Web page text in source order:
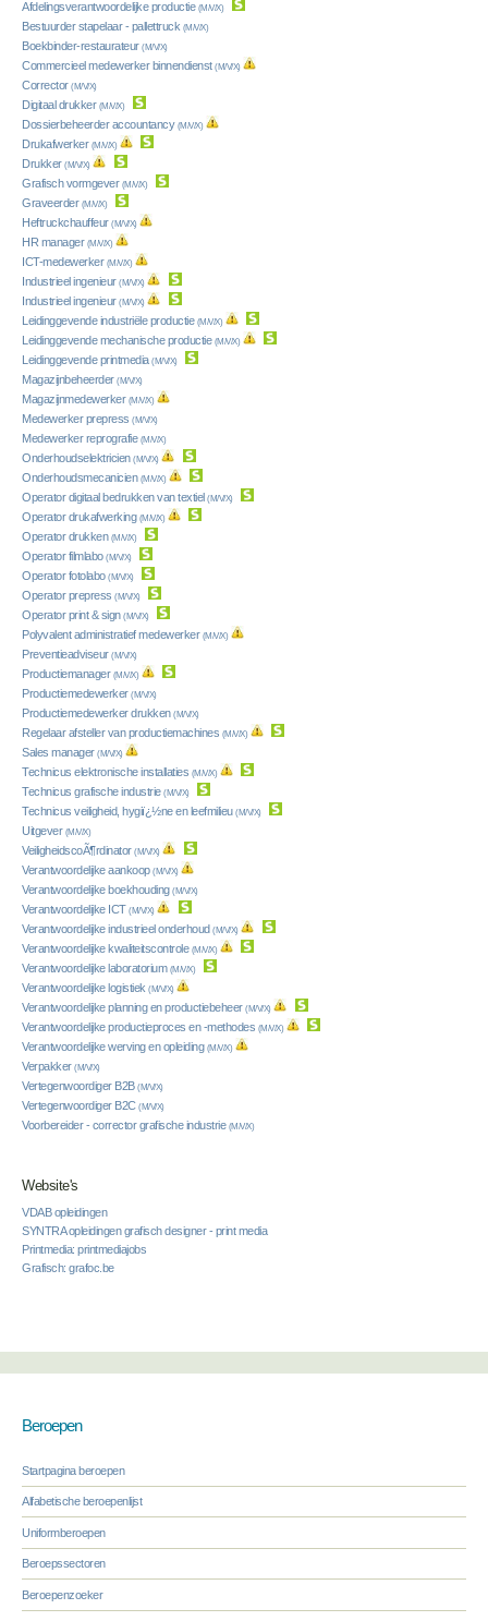
Afdelingsverantwoordelijke productie (M/V/X)
Bestuurder stapelaar - pallettruck (M/V/X)
Boekbinder-restaurateur (M/V/X)
Commercieel medewerker binnendienst (M/V/X)
Corrector (M/V/X)
Digitaal drukker (M/V/X)
Dossierbeheerder accountancy (M/V/X)
Drukafwerker (M/V/X)
Drukker (M/V/X)
Grafisch vormgever (M/V/X)
Graveerder (M/V/X)
Heftruckchauffeur (M/V/X)
HR manager (M/V/X)
ICT-medewerker (M/V/X)
Industrieel ingenieur (M/V/X)
Industrieel ingenieur (M/V/X)
Leidinggevende industriële productie (M/V/X)
Leidinggevende mechanische productie (M/V/X)
Leidinggevende printmedia (M/V/X)
Magazijnbeheerder (M/V/X)
Magazijnmedewerker (M/V/X)
Medewerker prepress (M/V/X)
Medewerker reprografie (M/V/X)
Onderhoudselektricien (M/V/X)
Onderhoudsmecanicien (M/V/X)
Operator digitaal bedrukken van textiel (M/V/X)
Operator drukafwerking (M/V/X)
Operator drukken (M/V/X)
Operator filmlabo (M/V/X)
Operator fotolabo (M/V/X)
Operator prepress (M/V/X)
Operator print & sign (M/V/X)
Polyvalent administratief medewerker (M/V/X)
Preventieadviseur (M/V/X)
Productiemanager (M/V/X)
Productiemedewerker (M/V/X)
Productiemedewerker drukken (M/V/X)
Regelaar afsteller van productiemachines (M/V/X)
Sales manager (M/V/X)
Technicus elektronische installaties (M/V/X)
Technicus grafische industrie (M/V/X)
Technicus veiligheid, hygiï¿½ne en leefmilieu (M/V/X)
Uitgever (M/V/X)
VeiligheidscoÃ¶rdinator (M/V/X)
Verantwoordelijke aankoop (M/V/X)
Verantwoordelijke boekhouding (M/V/X)
Verantwoordelijke ICT (M/V/X)
Verantwoordelijke industrieel onderhoud (M/V/X)
Verantwoordelijke kwaliteitscontrole (M/V/X)
Verantwoordelijke laboratorium (M/V/X)
Verantwoordelijke logistiek (M/V/X)
Verantwoordelijke planning en productiebeheer (M/V/X)
Verantwoordelijke productieproces en -methodes (M/V/X)
Verantwoordelijke werving en opleiding (M/V/X)
Verpakker (M/V/X)
Vertegenwoordiger B2B (M/V/X)
Vertegenwoordiger B2C (M/V/X)
Voorbereider - corrector grafische industrie (M/V/X)
Website's
VDAB opleidingen
SYNTRA opleidingen grafisch designer - print media
Printmedia: printmediajobs
Grafisch: grafoc.be
Beroepen
Startpagina beroepen
Alfabetische beroepenlijst
Uniformberoepen
Beroepssectoren
Beroepenzoeker